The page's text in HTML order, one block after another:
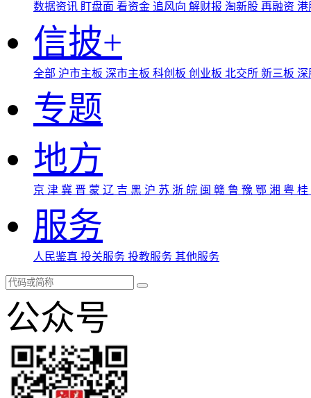
数据资讯 盯盘面 看资金 追风向 解财报 淘新股 再融资
信披+
全部 沪市主板 深市主板 科创板 创业板 北交所 新三板
专题
地方
京 津 冀 晋 蒙 辽 吉 黑 沪 苏 浙 皖 闽 赣 鲁 豫 鄂 湘 粤 桂
服务
人民鉴真 投关服务 投教服务 其他服务
公众号